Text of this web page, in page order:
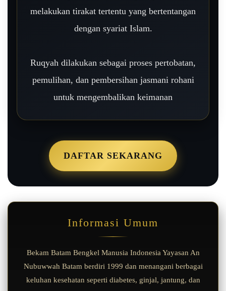
melakukan tirakat tertentu yang bertentangan
dengan syariat Islam.
Ruqyah dilakukan sebagai proses pertobatan,
pemulihan, dan pembersihan jasmani rohani
untuk mengembalikan keimanan
DAFTAR SEKARANG
Informasi Umum
Bekam Batam Bengkel Manusia Indonesia Yayasan An
Nubuwwah Batam berdiri 1999 dan menangani berbagai
keluhan kesehatan seperti diabetes, ginjal, jantung, dan